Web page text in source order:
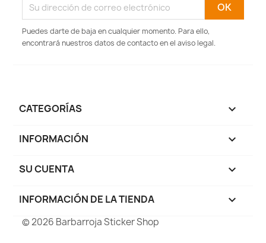
Puedes darte de baja en cualquier momento. Para ello,
encontrará nuestros datos de contacto en el aviso legal.
CATEGORÍAS 
INFORMACIÓN 
SU CUENTA 
INFORMACIÓN DE LA TIENDA keyboard_arrow_down
© 2026 Barbarroja Sticker Shop